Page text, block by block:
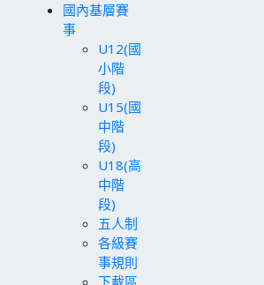
國內基層賽
事
U12(國
小階
段)
U15(國
中階
段)
U18(高
中階
段)
五人制
各級賽
事規則
下載區